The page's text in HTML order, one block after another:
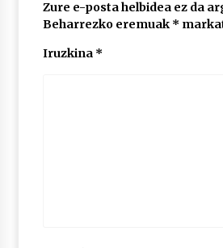
Zure e-posta helbidea ez da
Beharrezko eremuak *
Iruzkina *